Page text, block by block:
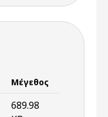
Μέγεθος
689.98